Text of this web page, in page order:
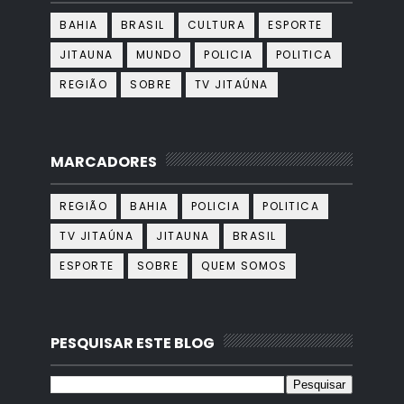
BAHIA BRASIL CULTURA
ESPORTE
JITAUNA
MUNDO POLICIA
POLITICA
REGIÃO
SOBRE TV JITAÚNA
MARCADORES
REGIÃO BAHIA POLICIA
POLITICA
TV JITAÚNA
JITAUNA
BRASIL
ESPORTE
SOBRE QUEM SOMOS
PESQUISAR ESTE BLOG